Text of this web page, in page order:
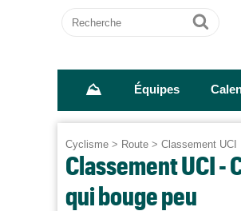
Recherche
Ok
⛰ Équipes
Cyclisme > Route > Classement UCI
Classement UCI -
qui bouge peu